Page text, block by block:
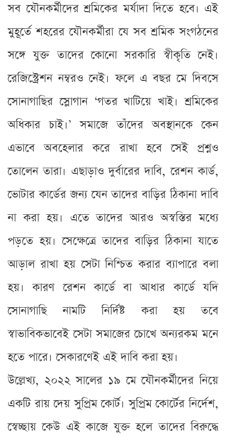
সব যৌনকর্মীদের শ্রমিকের মর্যাদা দিতে হবে। এই
মুহূর্তে শহরের যৌনকর্মীরা যে সব শ্রমিক সংগঠনের
সঙ্গে যুক্ত তাদের কোনো সরকারি স্বীকৃতি নেই।
রেজিস্ট্রেশন নম্বরও নেই। ফলে এ বছর মে দিবসে
সোনাগাছির স্লোগান ‘গতর খাটিয়ে খাই। শ্রমিকের
অধিকার চাই।’ সমাজে তাঁদের অবস্থানকে কেন
এভাবে অবহেলার করে রাখা হবে সেই প্রশ্নও
তোলেন তারা। এছাড়াও দুর্বারের দাবি, রেশন কার্ড,
ভোটার কার্ডের জন্য যেন তাদের বাড়ির ঠিকানা দাবি
না করা হয়। এতে তাদের আরও অস্বস্তির মধ্যে
পড়তে হয়। সেক্ষেত্রে তাদের বাড়ির ঠিকানা যাতে
আড়াল রাখা হয় সেটা নিশ্চিত করার ব্যাপারে বলা
হয়। কারণ রেশন কার্ডে বা আধার কার্ডে যদি
সোনাগাছি নামটি নির্দিষ্ট করা হয় তবে
স্বাভাবিকভাবেই সেটা সমাজের চোখে অন্যরকম মনে
হতে পারে। সেকারণেই এই দাবি করা হয়।
উল্লেখ্য, ২০২২ সালের ১৯ মে যৌনকর্মীদের নিয়ে
একটি রায় দেয় সুপ্রিম কোর্ট। সুপ্রিম কোর্টের নির্দেশ,
স্বেচ্ছায় কেউ এই কাজে যুক্ত হলে তাদের বিরুদ্ধে